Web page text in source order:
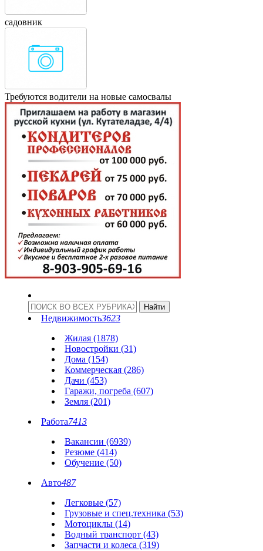
садовник
Требуются водители на новые самосвалы
Недвижимость3623
Жилая (1878)
Новостройки (31)
Дома (154)
Коммерческая (286)
Дачи (453)
Гаражи, погреба (607)
Земля (201)
Работа7413
Вакансии (6939)
Резюме (414)
Обучение (50)
Авто487
Легковые (57)
Грузовые и спец.техника (53)
Мотоциклы (14)
Водный транспорт (43)
Запчасти и колеса (319)